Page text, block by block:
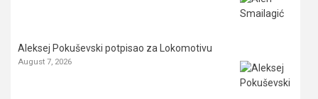
Aleksej Pokuševski potpisao za Lokomotivu
August 7, 2026